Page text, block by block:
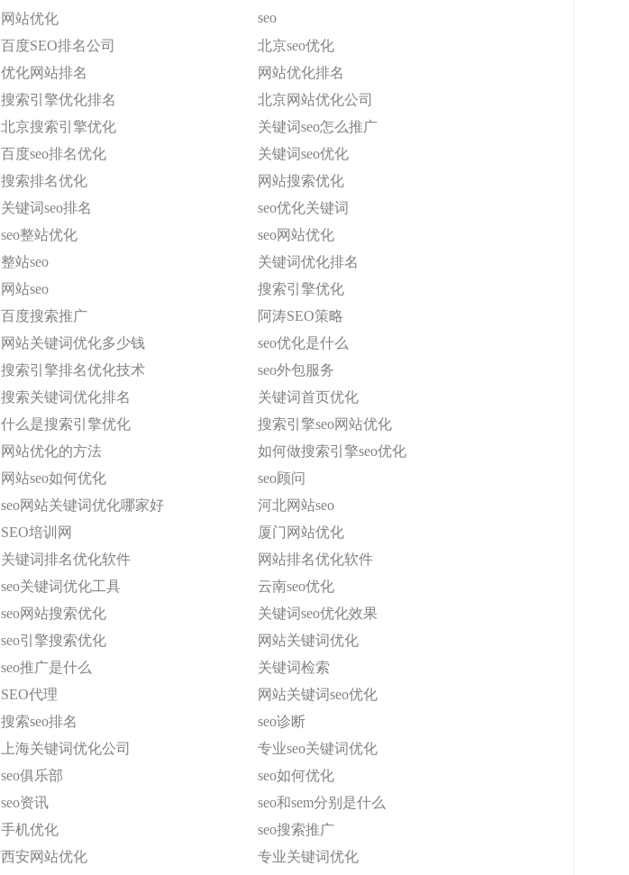
网站优化
seo
百度SEO排名公司
北京seo优化
优化网站排名
网站优化排名
搜索引擎优化排名
北京网站优化公司
北京搜索引擎优化
关键词seo怎么推广
百度seo排名优化
关键词seo优化
搜索排名优化
网站搜索优化
关键词seo排名
seo优化关键词
seo整站优化
seo网站优化
整站seo
关键词优化排名
网站seo
搜索引擎优化
百度搜索推广
阿涛SEO策略
网站关键词优化多少钱
seo优化是什么
搜索引擎排名优化技术
seo外包服务
搜索关键词优化排名
关键词首页优化
什么是搜索引擎优化
搜索引擎seo网站优化
网站优化的方法
如何做搜索引擎seo优化
网站seo如何优化
seo顾问
seo网站关键词优化哪家好
河北网站seo
SEO培训网
厦门网站优化
关键词排名优化软件
网站排名优化软件
seo关键词优化工具
云南seo优化
seo网站搜索优化
关键词seo优化效果
seo引擎搜索优化
网站关键词优化
seo推广是什么
关键词检索
SEO代理
网站关键词seo优化
搜索seo排名
seo诊断
上海关键词优化公司
专业seo关键词优化
seo俱乐部
seo如何优化
seo资讯
seo和sem分别是什么
手机优化
seo搜索推广
西安网站优化
专业关键词优化